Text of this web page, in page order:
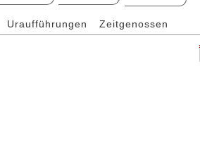
Uraufführungen Zeitgenossen